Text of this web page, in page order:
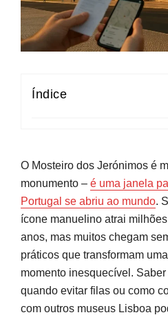
Índice
História, arquitetura e o
Mundial
melhores momentos para ir
Bilhetes, preços,
com outros museus
O Mosteiro dos Jerónimos é
monumento – é uma janela
Portugal se abriu ao mundo.
ícone manuelino atrai
anos, mas muitos chegam
práticos que transformam
momento inesquecível.
quando evitar filas ou como
com outros museus Lisboa